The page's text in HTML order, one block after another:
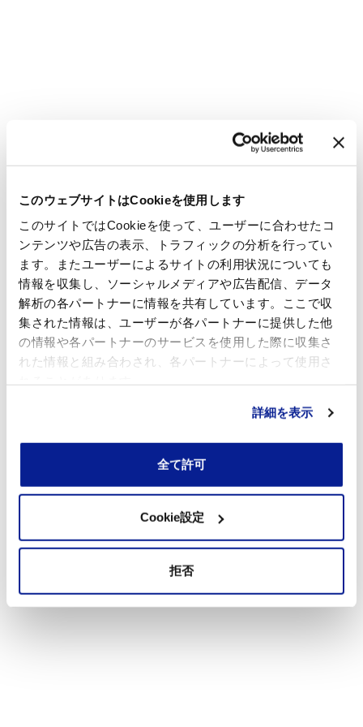
このウェブサイトはCookieを使用します
このサイトではCookieを使って、ユーザーに合わせたコ
ンテンツや広告の表示、トラフィックの分析を行ってい
ます。またユーザーによるサイトの利用状況についても
情報を収集し、ソーシャルメディアや広告配信、データ
解析の各パートナーに情報を共有しています。ここで収
集された情報は、ユーザーが各パートナーに提供した他
の情報や各パートナーのサービスを使用した際に収集さ
れた情報と組み合わされ、各パートナーによって使用さ
詳細を表示
全て許可
Cookie設定
拒否